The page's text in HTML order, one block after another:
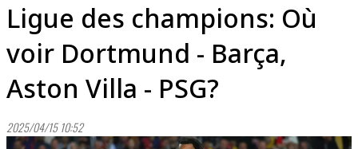
Ligue des champions: Où
voir Dortmund - Barça,
Aston Villa - PSG?
2025/04/15 10:52